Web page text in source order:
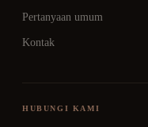
Pertanyaan umum
Kontak
HUBUNGI KAMI